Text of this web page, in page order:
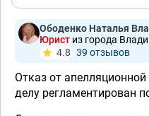
Ободенко Наталья
Юрист из города
4.8 39 отзывов
Отказ от
делу регламентирован